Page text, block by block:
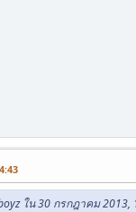
ใน 30 กรกฎาคม 2013,